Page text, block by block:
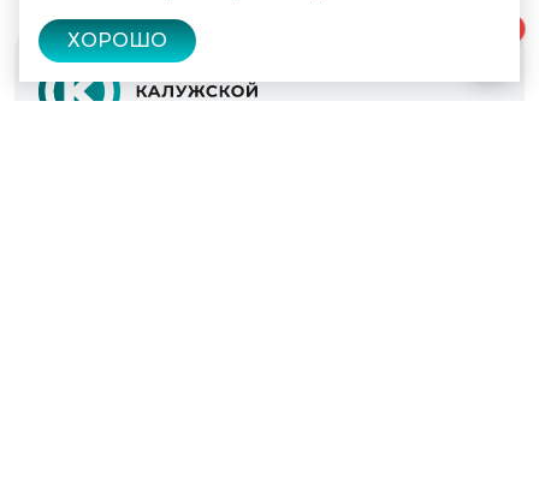
ХОРОШО